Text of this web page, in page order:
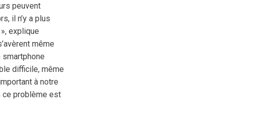
peuvent
il n’y a plus
explique
même
difficile, même
à notre
ce problème est